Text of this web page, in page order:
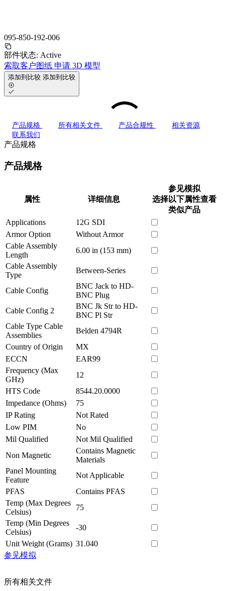
095-850-192-006
部件状态: Active
索取客户图纸 申请 3D 模型
添加到比较 添加到比较
产品规格 所有相关文件 产品合规性
相关资源
联系我们
产品规格
产品规格
属性 详细信息
参见模拟
选择以下属性查看
类似产品
Applications
12G SDI
Armor Option
Without Armor
Cable Assembly
Length
6.00 in (153 mm)
Cable Assembly
Type
Between-Series
Cable Config
BNC Jack to HD-
BNC Plug
Cable Config 2
BNC Jk Str to HD-
BNC Pl Str
Cable Type Cable
Assemblies
Belden 4794R
Country of Origin
MX
ECCN
EAR99
Frequency (Max
GHz)
12
HTS Code
8544.20.0000
Impedance (Ohms)
75
IP Rating
Not Rated
Low PIM
No
Mil Qualified
Not Mil Qualified
Non Magnetic
Contains Magnetic
Materials
Panel Mounting
Feature
Not Applicable
PFAS
Contains PFAS
Temp (Max Degrees
Celsius)
75
Temp (Min Degrees
Celsius)
-30
Unit Weight (Grams) 31.040
参见模拟
所有相关文件